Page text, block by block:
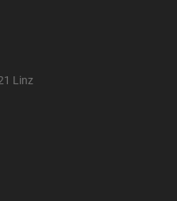
Linz